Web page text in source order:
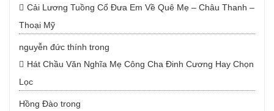
Cải Lương Tuồng Cổ Đưa Em Về Quê Mẹ – Châu Thanh –
Thoại Mỹ
nguyễn đức thính trong
Hát Chầu Văn Nghĩa Mẹ Công Cha Đinh Cương Hay Chọn
Lọc
Hồng Đào trong